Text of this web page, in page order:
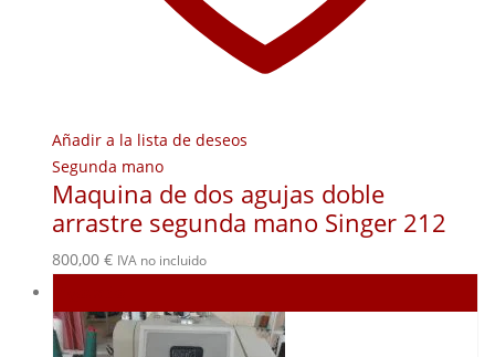
Añadir a la lista de deseos
Segunda mano
Maquina de dos agujas doble
arrastre segunda mano Singer 212
800,00 € IVA no incluido